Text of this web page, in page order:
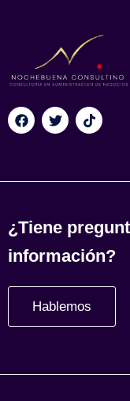
¿Tiene
información?
Hablemos